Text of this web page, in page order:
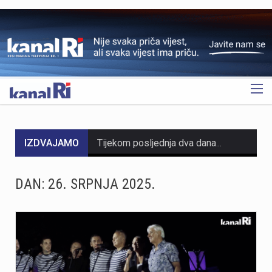
OGLAS
IZDVAJAMO
DAN: 26. SRPNJA 2025.